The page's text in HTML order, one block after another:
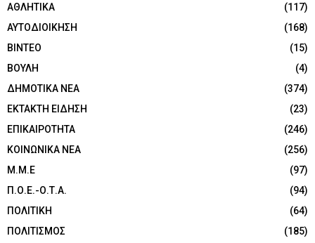
ΑΘΛΗΤΙΚΑ
(117)
ΑΥΤΟΔΙΟΙΚΗΣΗ
(168)
ΒΙΝΤΕΟ
(15)
ΒΟΥΛΗ
(4)
ΔΗΜΟΤΙΚΑ ΝΕΑ
(374)
ΕΚΤΑΚΤΗ ΕΙΔΗΣΗ
(23)
ΕΠΙΚΑΙΡΟΤΗΤΑ
(246)
ΚΟΙΝΩΝΙΚΑ ΝΕΑ
(256)
Μ.Μ.Ε
(97)
Π.Ο.Ε.-Ο.Τ.Α.
(94)
ΠΟΛΙΤΙΚΗ
(64)
ΠΟΛΙΤΙΣΜΟΣ
(185)